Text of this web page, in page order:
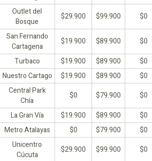
Outlet del
Bosque
$29.900 $99.900 $0
San Fernando
Cartagena
$19.900 $89.900
$0
Turbaco $19.900 $89.900
$0
Nuestro Cartago $19.900 $89.900
$0
Central Park
Chía
$0 $79.900
$0
La Gran Vía $19.900 $89.900
$0
Metro Atalayas $0 $79.900
$0
Unicentro
Cúcuta
$29.900 $99.900 $0